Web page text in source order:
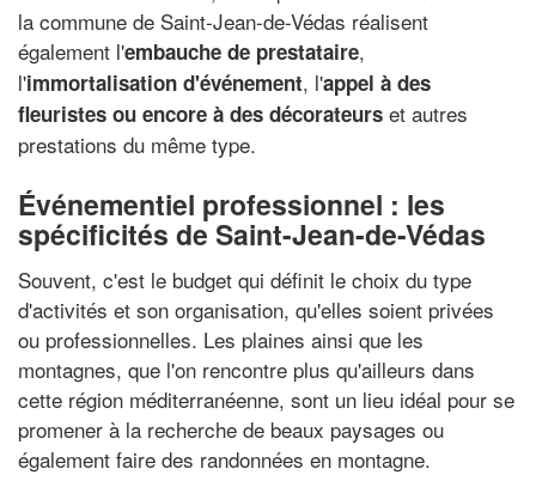
la commune de Saint-Jean-de-Védas réalisent
également l'embauche de prestataire,
l'immortalisation d'événement, l'appel à des
fleuristes ou encore à des décorateurs et autres
prestations du même type.
Événementiel professionnel : les
spécificités de Saint-Jean-de-Védas
Souvent, c'est le budget qui définit le choix du type
d'activités et son organisation, qu'elles soient privées
ou professionnelles. Les plaines ainsi que les
montagnes, que l'on rencontre plus qu'ailleurs dans
cette région méditerranéenne, sont un lieu idéal pour se
promener à la recherche de beaux paysages ou
également faire des randonnées en montagne.